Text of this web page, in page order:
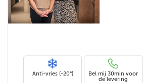
Anti-vries (-20°)
Bel mij 30min voor
de levering